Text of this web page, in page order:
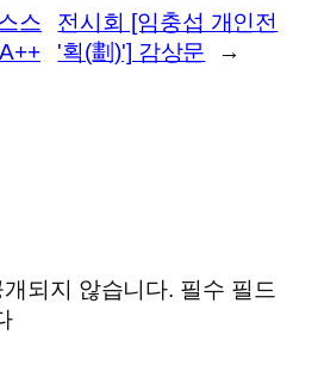
스
전시회 [임충섭 개인전
'획(劃)'] 감상문
→
되지 않습니다. 필수 필드